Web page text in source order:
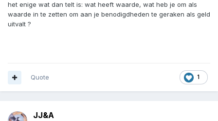
het enige wat dan telt is: wat heeft waarde, wat heb je om als
waarde in te zetten om aan je benodigdheden te geraken als geld
uitvalt ?
1
Quote
JJ&A